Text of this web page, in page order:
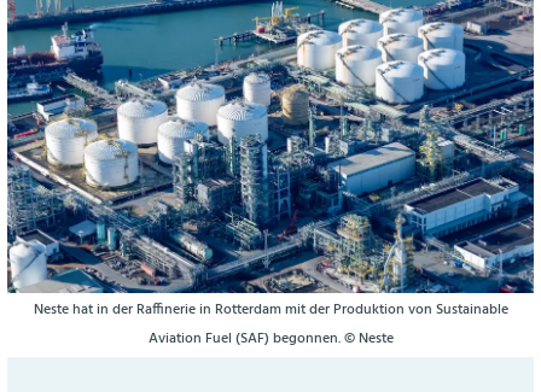
Neste hat in der Raffinerie in Rotterdam mit der Produktion von Sustainable
Aviation Fuel (SAF) begonnen. © Neste